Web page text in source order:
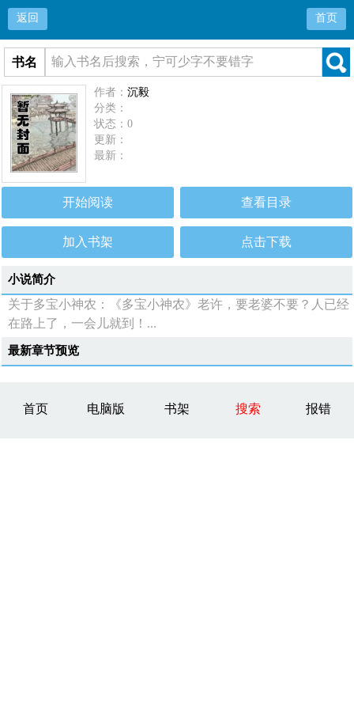
返回 首页
书名
作者：沉毅
分类：
状态：0
更新：
最新：
开始阅读 查看目录
加入书架 点击下载
小说简介
关于多宝小神农：《多宝小神农》老许，要老婆不要？人已经
在路上了，一会儿就到！...
最新章节预览
首页 电脑版 书架 搜索 报错